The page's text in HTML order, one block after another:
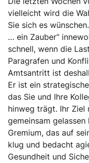
vielleicht wird die
Sie sich es
… ein Zauber“
schnell, wenn die
Paragrafen und
Amtsantritt ist
Er ist ein
das Sie und Ihre
hinweg trägt. Ihr Ziel
gemeinsam
Gremium, das auf
klug und bedacht
Gesundheit und